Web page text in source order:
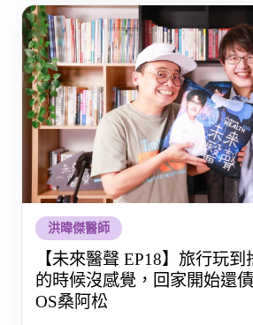
洪暐傑醫師
【未來醫聲 EP18】旅行玩
的時候沒感覺，回家開始還
OS桑阿松